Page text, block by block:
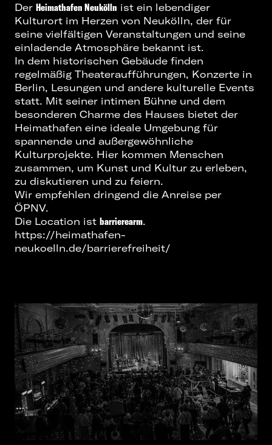
Der Heimathafen Neukölln ist ein lebendiger
Kulturort im Herzen von Neukölln, der für
seine vielfältigen Veranstaltungen und seine
einladende Atmosphäre bekannt ist.
In dem historischen Gebäude finden
regelmäßig Theateraufführungen, Konzerte in
Berlin, Lesungen und andere kulturelle Events
statt. Mit seiner intimen Bühne und dem
besonderen Charme des Hauses bietet der
Heimathafen eine ideale Umgebung für
spannende und außergewöhnliche
Kulturprojekte. Hier kommen Menschen
zusammen, um Kunst und Kultur zu erleben,
zu diskutieren und zu feiern.
Wir empfehlen dringend die Anreise per
ÖPNV.
Die Location ist barrierearm.
https://heimathafen-
neukoelln.de/barrierefreiheit/